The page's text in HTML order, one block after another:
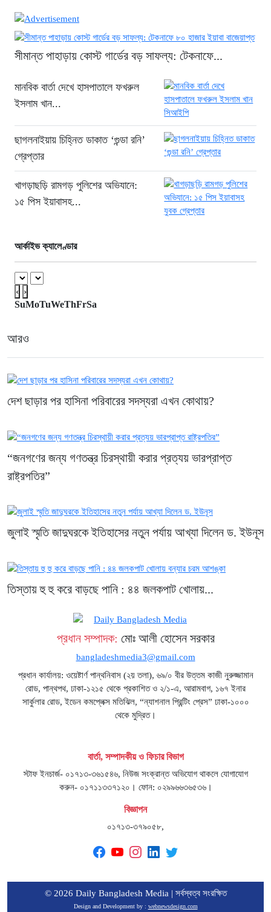
গ্রেপ্তার
শ্রমিকদের গণবিক্ষোভ
গ্রিসের উপকূলে ১৬৮ অভিবাসী উদ্ধার:
ভেতরে ৭২ বাংলাদেশি
“১/১১-তে তারেক রহমানকে আয়নাঘরে বন্দি
রাখা হয়: চিফ প্রসিকিউটর”
সীমান্ত পাহাড়ায় কোস্ট গার্ডের বড় সাফল্য: টেকনাফে...
মানবিক বার্তা দেখে হাসপাতালে ফখরুল
ইসলাম খান...
ছাগলনাইয়ায় চিহ্নিত ডাকাত ‘গুন্ডা রনি’
গ্রেপ্তার
খাগড়াছড়ি রামগড় পুলিশের অভিযানে:
১৫ পিস ইয়াবাসহ...
আর্কাইভ ক্যালেণ্ডার
‹ ›
SuMoTuWeThFrSa
আরও
দেশ ছাড়ার পর হাসিনা পরিবারের সদস্যরা এখন কোথায়?
“জনগণের জন্য গণতন্ত্র চিরস্থায়ী করার প্রত্যয় ভারপ্রাপ্ত
রাষ্ট্রপতির”
জুলাই স্মৃতি জাদুঘরকে ইতিহাসের নতুন পর্যায় আখ্যা দিলেন ড. ইউনূস
তিস্তায় হু হু করে বাড়ছে পানি : ৪৪ জলকপাট খোলায়...
প্রধান সম্পাদক: মোঃ আলী হোসেন সরকার
bangladeshmedia3@gmail.com
প্রধান কার্যালয়: ওয়েষ্টার্ণ পান্থনিবাস (২য় তলা), ৬৯/০ বীর উত্তম কাজী নুরুজ্জামান
রোড, পান্থপথ, ঢাকা-১২১৫ থেকে প্রকাশিত ও ২/১-এ, আরামবাগ, ১৬৭ ইনার
সার্কুলার রোড, ইডেন কমপ্লেক্স মতিঝিল, “ন্যাশনাল প্রিন্টিং প্রেস” ঢাকা-১০০০
থেকে মুদ্রিত।
বার্তা, সম্পাদকীয় ও ফিচার বিভাগ
স্টাফ ইনচার্জ- ০১৭১৩-৩৬১৫৪৬, নিউজ সংক্রান্ত অভিযোগ থাকলে যোগাযোগ
করুন- ০১৭১১৩৩৭১২০। ফোন: ০২৯৯৬৬৩৬৫৩৬।
বিজ্ঞাপন
০১৭১৩-৩৭৯০৫৮,
© 2026 Daily Bangladesh Media | সর্বস্বত্ব সংরক্ষিত
Design and Development by : webnewsdesign.com